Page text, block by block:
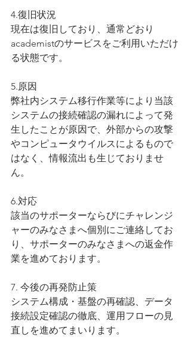
4.復旧状況
現在は復旧しており、通常どおり
academistのサービスをご利用いただけ
る状態です。
5.原因
弊社内システム移行作業等により当該
システムの接続確認の漏れによって発
生したことが原因で、外部からの攻撃
やコンピュータウイルスによるもので
はなく、情報流出も生じておりませ
ん。
6.対応
該当のサポーターならびにチャレンジ
ャーのみなさまへ個別にご連絡してお
り、サポーターのみなさまへの返金作
業を進めております。
7. 今後の再発防止策
システム構成・基盤の再確認、データ
接続設定確認の徹底、運用フローの見
直しを進めてまいります。